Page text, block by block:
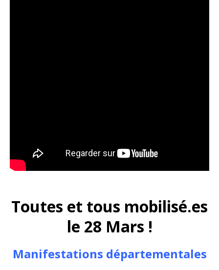
Toutes et tous mobilisé.es
le 28 Mars !
Manifestations départementales